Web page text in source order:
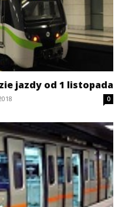
jazdy od 1 listopada
0